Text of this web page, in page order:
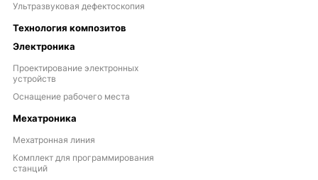
Ультразвуковая дефектоскопия
Технология композитов
Электроника
Проектирование электронных
устройств
Оснащение рабочего места
Мехатроника
Мехатронная линия
Комплект для программирования
станций